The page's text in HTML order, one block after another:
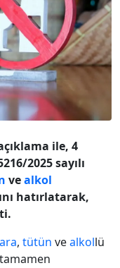
ile, 4
2025 sayılı
vealkol
hatırlatarak,
, tütün vealkollü
tamamen